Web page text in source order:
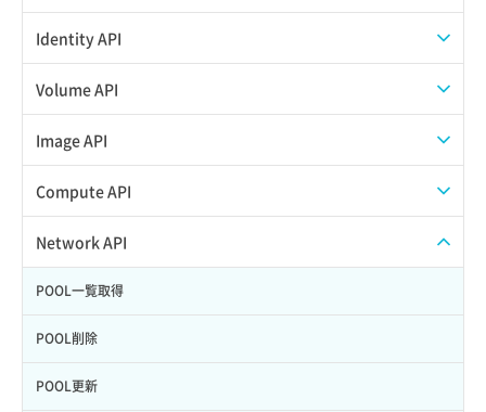
APIのご利用について
Identity API
トークン発行
Volume API
イメージ保存（追加SSD）
ボリュームタイプ一覧取得
ボリュームタイプ詳細取得
ボリューム一覧取得
ボリューム削除
ボリューム詳細一覧取得
Image API
イメージコンテナスキーマ情報取得
イメージスキーマ情報取得
イメージメンバーコンテナスキーマ情報取得
イメージメンバースキーマ情報取得
イメージメンバー一覧取得
Compute API
ISOイメージダウンロード
ISOイメージ一覧取得
ISOイメージ挿入
ISOイメージ排出
Network API
POOL一覧取得
POOL削除
POOL更新